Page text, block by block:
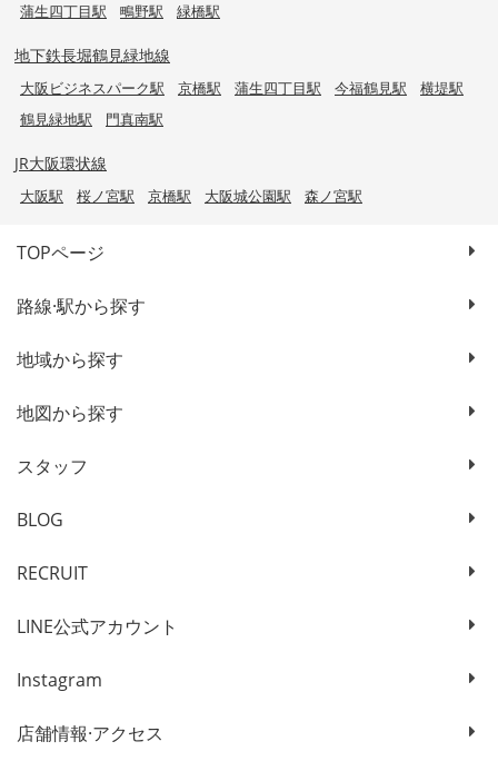
蒲生四丁目駅
鴫野駅 緑橋駅
地下鉄長堀鶴見緑地線
大阪ビジネスパーク駅 京橋駅 蒲生四丁目駅 今福鶴見駅
横堤駅
鶴見緑地駅
門真南駅
JR大阪環状線
大阪駅 桜ノ宮駅 京橋駅 大阪城公園駅 森ノ宮駅
TOPページ
路線·駅から探す
地域から探す
地図から探す
スタッフ
BLOG
RECRUIT
LINE公式アカウント
Instagram
店舗情報·アクセス